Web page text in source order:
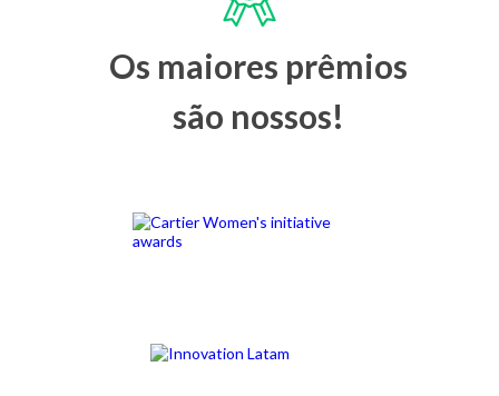
Os maiores prêmios
são nossos!